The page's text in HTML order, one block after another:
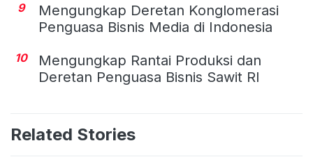
9
Mengungkap Deretan Konglomerasi
Penguasa Bisnis Media di Indonesia
10
Mengungkap Rantai Produksi dan
Deretan Penguasa Bisnis Sawit RI
Related Stories